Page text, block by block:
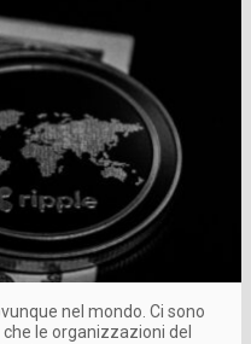
nel mondo. Ci sono
le organizzazioni del